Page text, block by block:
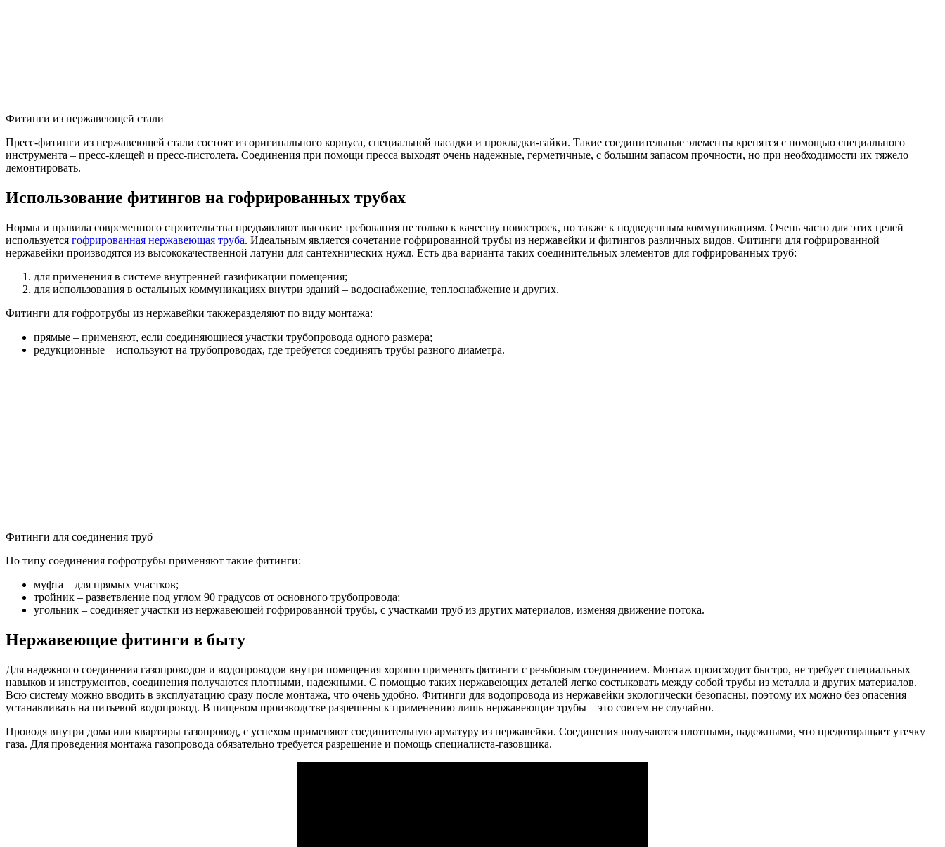
Фитинги из нержавеющей стали
Пресс-фитинги из нержавеющей стали состоят из оригинального корпуса, специальной насадки и прокладки-гайки. Такие соединительные элементы крепятся с помощью специального
инструмента – пресс-клещей и пресс-пистолета. Соединения при помощи пресса выходят очень надежные, герметичные, с большим запасом прочности, но при необходимости их тяжело
демонтировать.
Использование фитингов на гофрированных трубах
Нормы и правила современного строительства предъявляют высокие требования не только к качеству новостроек, но также к подведенным коммуникациям. Очень часто для этих целей
используется гофрированная нержавеющая труба. Идеальным является сочетание гофрированной трубы из нержавейки и фитингов различных видов. Фитинги для гофрированной
нержавейки производятся из высококачественной латуни для сантехнических нужд. Есть два варианта таких соединительных элементов для гофрированных труб:
для применения в системе внутренней газификации помещения;
для использования в остальных коммуникациях внутри зданий – водоснабжение, теплоснабжение и других.
Фитинги для гофротрубы из нержавейки такжеразделяют по виду монтажа:
прямые – применяют, если соединяющиеся участки трубопровода одного размера;
редукционные – используют на трубопроводах, где требуется соединять трубы разного диаметра.
Фитинги для соединения труб
По типу соединения гофротрубы применяют такие фитинги:
муфта – для прямых участков;
тройник – разветвление под углом 90 градусов от основного трубопровода;
угольник – соединяет участки из нержавеющей гофрированной трубы, с участками труб из других материалов, изменяя движение потока.
Нержавеющие фитинги в быту
Для надежного соединения газопроводов и водопроводов внутри помещения хорошо применять фитинги с резьбовым соединением. Монтаж происходит быстро, не требует специальных
навыков и инструментов, соединения получаются плотными, надежными. С помощью таких нержавеющих деталей легко состыковать между собой трубы из металла и других материалов.
Всю систему можно вводить в эксплуатацию сразу после монтажа, что очень удобно. Фитинги для водопровода из нержавейки экологически безопасны, поэтому их можно без опасения
устанавливать на питьевой водопровод. В пищевом производстве разрешены к применению лишь нержавеющие трубы – это совсем не случайно.
Проводя внутри дома или квартиры газопровод, с успехом применяют соединительную арматуру из нержавейки. Соединения получаются плотными, надежными, что предотвращает утечку
газа. Для проведения монтажа газопровода обязательно требуется разрешение и помощь специалиста-газовщика.